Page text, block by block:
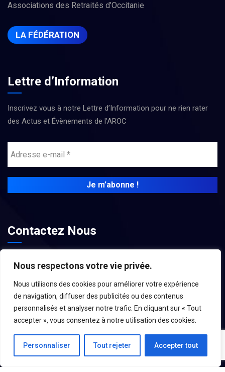
Nous respectons votre vie privée.
Nous utilisons des cookies pour améliorer votre expérience
de navigation, diffuser des publicités ou des contenus
personnalisés et analyser notre trafic. En cliquant sur « Tout
accepter », vous consentez à notre utilisation des cookies.
Personnaliser Tout rejeter Accepter tout
Associations des Retraités d’Occitanie
LA FÉDÉRATION
Lettre d’Information
Inscrivez vous à notre Lettre d’Information pour ne rien rater
des Actus et Évènements de l’AROC
Contactez Nous
contact@associations-aroc.fr